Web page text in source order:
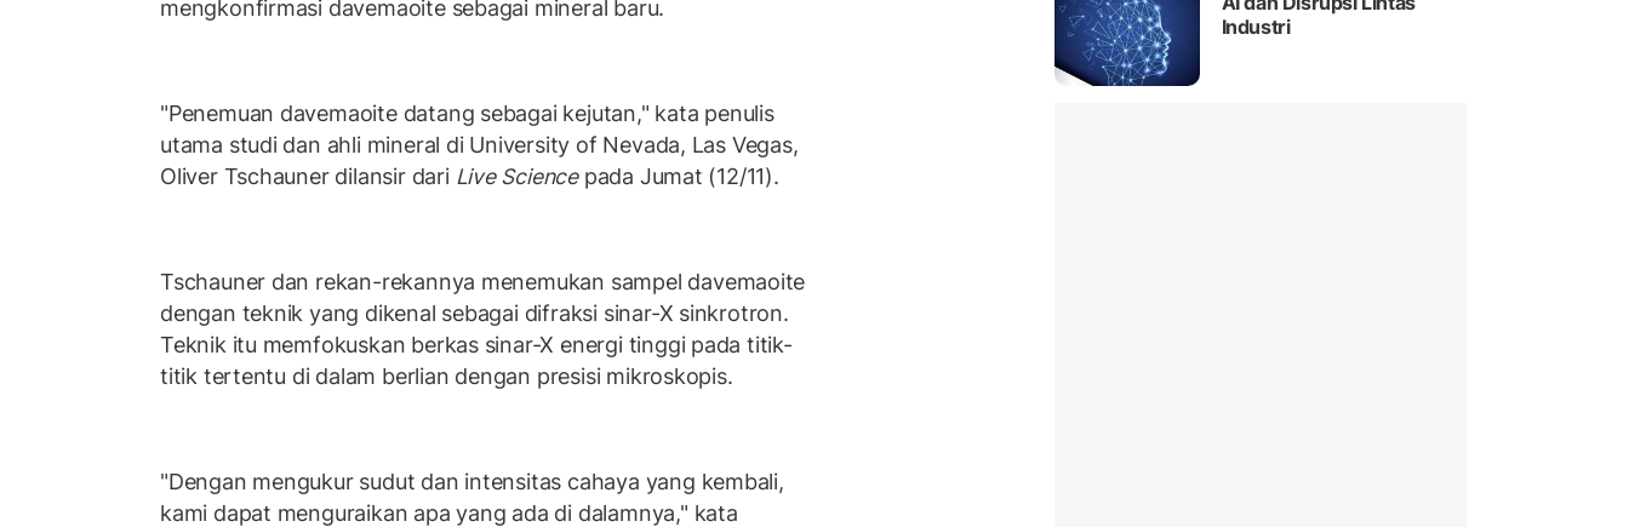
mengkonfirmasi davemaoite sebagai mineral baru.
"Penemuan davemaoite datang sebagai kejutan," kata penulis
utama studi dan ahli mineral di University of Nevada, Las Vegas,
Oliver Tschauner dilansir dari Live Sciencepada Jumat (12/11).
Tschauner dan rekan-rekannya menemukan sampel davemaoite
dengan teknik yang dikenal sebagai difraksi sinar-X sinkrotron.
Teknik itu memfokuskan berkas sinar-X energi tinggi pada titik-
titik tertentu di dalam berlian dengan presisi mikroskopis.
"Dengan mengukur sudut dan intensitas cahaya yang kembali,
kami dapat menguraikan apa yang ada di dalamnya," kata
Industri